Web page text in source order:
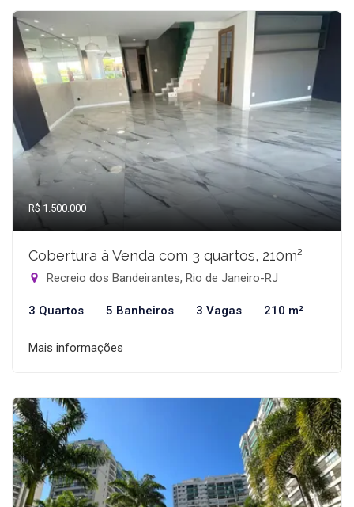
R$ 1.500.000
Cobertura à Venda com 3 quartos, 210m²
Recreio dos Bandeirantes, Rio de Janeiro-RJ
3 Quartos 5 Banheiros 3 Vagas 210 m²
Mais informações